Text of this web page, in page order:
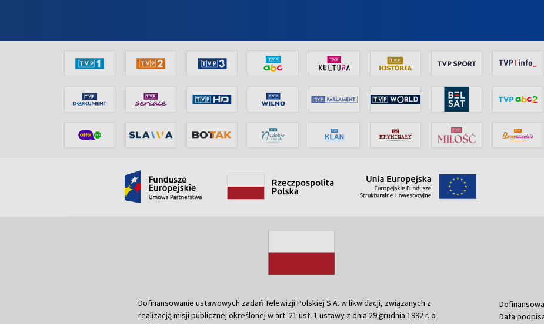
Dofinansowanie ustawowych zadań Telewizji Polskiej S.A. w likwidacji, związanych z
realizacją misji publicznej określonej w art. 21 ust. 1 ustawy z dnia 29 grudnia 1992 r. o
Data